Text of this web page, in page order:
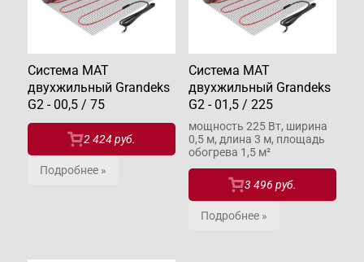
Система МАТ
двухжильный Grandeks
G2 - 00,5 / 75
2 424 руб.
Подробнее »
Система МАТ
двухжильный Grandeks
G2 - 01,5 / 225
мощность 225 Вт, ширина
0,5 м, длина 3 м, площадь
обогрева 1,5 м²
3 496 руб.
Подробнее »